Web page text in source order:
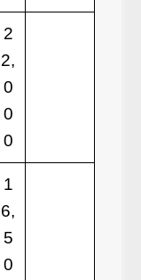
2
2,
0
0
0
1
6,
5
0